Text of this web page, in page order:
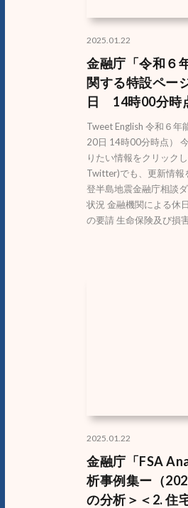
2025.01.22
金融庁「令和６
関する特設ペー
日 14時00分時
Tweet English 令和６年
20日 14時00分時点）
りたい情報をクリック
Twitter)でも、更新情報
登半島地震金融庁相談
状況 金融機関による休
の要請 生命保険及び損
2025.01.22
金融庁「FSA
析事例集ー（
の分析＞＜2. 住